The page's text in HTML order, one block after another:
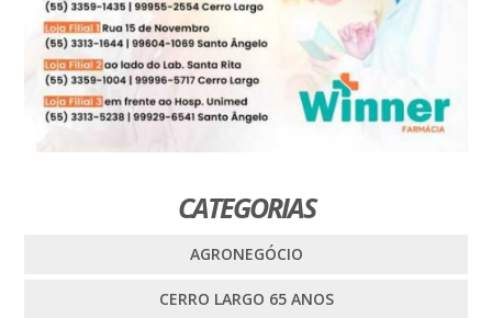
CATEGORIAS
AGRONEGÓCIO
CERRO LARGO 65 ANOS